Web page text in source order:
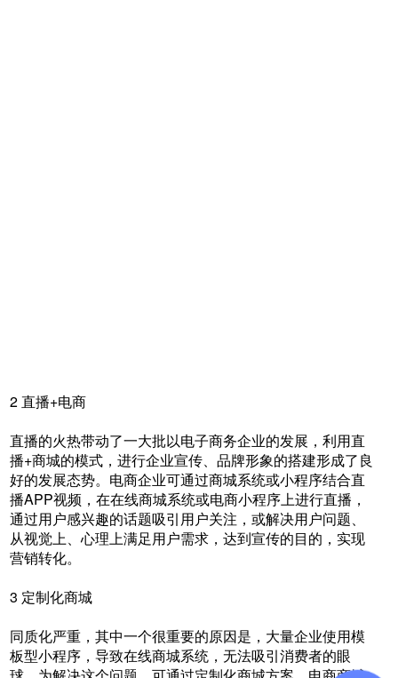
2 直播+电商
直播的火热带动了一大批以电子商务企业的发展，利用直
播+商城的模式，进行企业宣传、品牌形象的搭建形成了良
好的发展态势。电商企业可通过商城系统或小程序结合直
播APP视频，在在线商城系统或电商小程序上进行直播，
通过用户感兴趣的话题吸引用户关注，或解决用户问题、
从视觉上、心理上满足用户需求，达到宣传的目的，实现
营销转化。
3 定制化商城
同质化严重，其中一个很重要的原因是，大量企业使用模
板型小程序，导致在线商城系统，无法吸引消费者的眼